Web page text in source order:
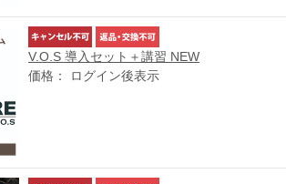
V.O.S 導入セット＋講習 NEW
価格： ログイン後表示